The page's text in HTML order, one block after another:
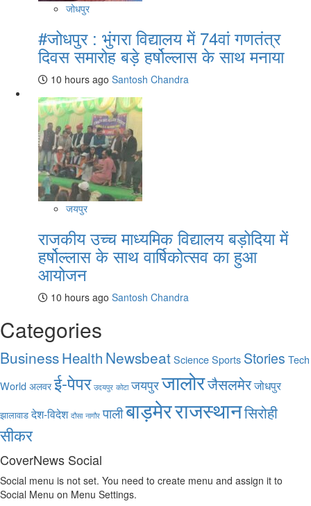
जोधपुर
#जोधपुर : भुंगरा विद्यालय में 74वां गणतंत्र
दिवस समारोह बड़े हर्षोल्लास के साथ मनाया
10 hours ago Santosh Chandra
जयपुर
राजकीय उच्च माध्यमिक विद्यालय बड़ोदिया में
हर्षोल्लास के साथ वार्षिकोत्सव का हुआ
आयोजन
10 hours ago Santosh Chandra
Categories
BusinessHealth NewsbeatScienceSports Stories Tech
Worldअलवरई-पेपर उदयपुर कोटा जयपुरजालोरजैसलमेरजोधपुर
झालावाड देश-विदेश दौसा नागौर पालीबाड़मेरराजस्थानसिरोही
सीकर
CoverNews Social
Social menu is not set. You need to create menu and assign it to
Social Menu on Menu Settings.